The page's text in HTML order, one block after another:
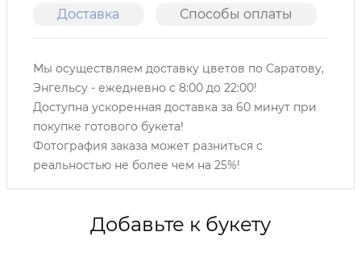
Доставка Способы оплаты
Мы осуществляем доставку цветов по Саратову,
Энгельсу - ежедневно с 8:00 до 22:00!
Доступна ускоренная доставка за 60 минут при
покупке готового букета!
Фотография заказа может разниться с
реальностью не более чем на 25%!
Добавьте к букету